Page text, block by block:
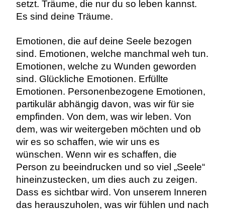
setzt. Träume, die nur du so leben kannst.
Es sind deine Träume.
Emotionen, die auf deine Seele bezogen
sind. Emotionen, welche manchmal weh tun.
Emotionen, welche zu Wunden geworden
sind. Glückliche Emotionen. Erfüllte
Emotionen. Personenbezogene Emotionen,
partikulär abhängig davon, was wir für sie
empfinden. Von dem, was wir leben. Von
dem, was wir weitergeben möchten und ob
wir es so schaffen, wie wir uns es
wünschen. Wenn wir es schaffen, die
Person zu beeindrucken und so viel „Seele“
hineinzustecken, um dies auch zu zeigen.
Dass es sichtbar wird. Von unserem Inneren
das herauszuholen, was wir fühlen und nach